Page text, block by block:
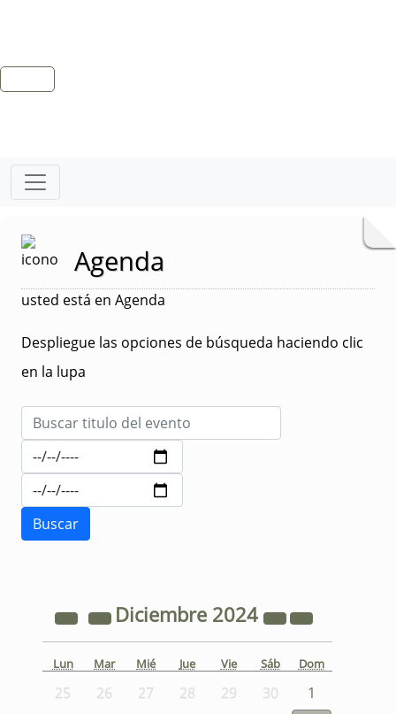
Agenda
usted está en Agenda
Despliegue las opciones de búsqueda haciendo clic
en la lupa
Diciembre 2024
Lun Mar Mié Jue Vie Sáb Dom
25 26 27 28 29 30
1